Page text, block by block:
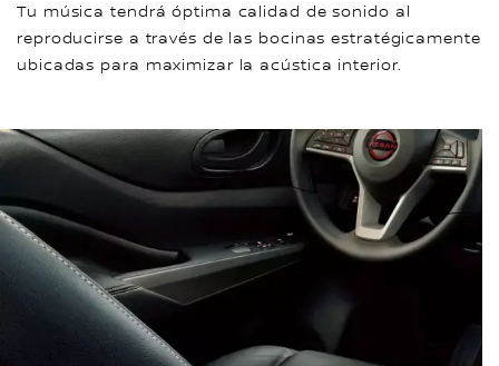
Tu música tendrá óptima calidad de sonido al
reproducirse a través de las bocinas estratégicamente
ubicadas para maximizar la acústica interior.